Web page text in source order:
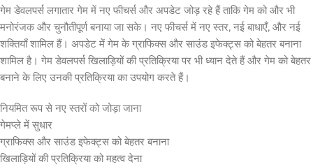
गेम डेवलपर्स लगातार गेम में नए फीचर्स और अपडेट जोड़ रहे हैं ताकि गेम को और भी
मनोरंजक और चुनौतीपूर्ण बनाया जा सके। नए फीचर्स में नए स्तर, नई बाधाएँ, और नई
शक्तियाँ शामिल हैं। अपडेट में गेम के ग्राफिक्स और साउंड इफेक्ट्स को बेहतर बनाना
शामिल है। गेम डेवलपर्स खिलाड़ियों की प्रतिक्रिया पर भी ध्यान देते हैं और गेम को बेहतर
बनाने के लिए उनकी प्रतिक्रिया का उपयोग करते हैं।
नियमित रूप से नए स्तरों को जोड़ा जाना
गेमप्ले में सुधार
ग्राफिक्स और साउंड इफेक्ट्स को बेहतर बनाना
खिलाड़ियों की प्रतिक्रिया को महत्व देना